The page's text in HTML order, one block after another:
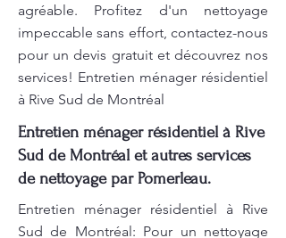
agréable. Profitez d'un nettoyage
impeccable sans effort, contactez-nous
pour un devis gratuit et découvrez nos
services! Entretien ménager résidentiel
à Rive Sud de Montréal
Entretien ménager résidentiel à Rive
Sud de Montréal et autres services
de nettoyage par Pomerleau.
Entretien ménager résidentiel à Rive
Sud de Montréal: Pour un nettoyage